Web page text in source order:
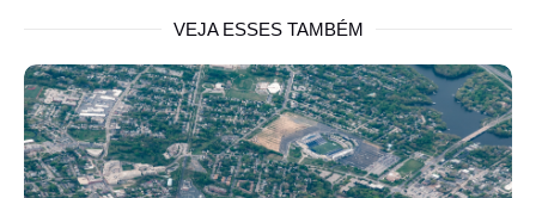
VEJA ESSES TAMBÉM